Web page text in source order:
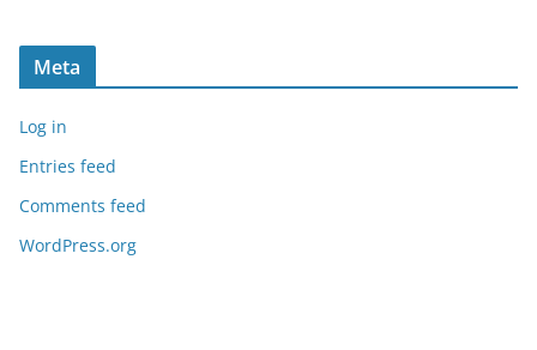
Meta
Log in
Entries feed
Comments feed
WordPress.org